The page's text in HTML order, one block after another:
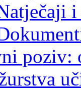
poziv: